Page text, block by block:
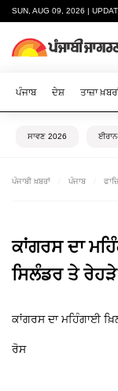
SUN, AUG 09, 2026 |
ਪੰਜਾਬ ਦੇਸ਼ ਤਾਜ਼ਾ
ਸਾਵਣ 2026
ਪੰਜਾਬੀ ਖ਼ਬਰਾਂ ਪੰਜਾਬ
ਕਾਂਗਰਸ ਦਾ
ਸਿਲੰਡਰ ਤੇ
ਕਾਂਗਰਸ ਦਾ ਮਹਿੰਗਾਈ
ਰੋਸ